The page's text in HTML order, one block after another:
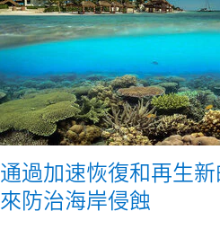
通過加速恢復和再生
來防治海岸侵蝕